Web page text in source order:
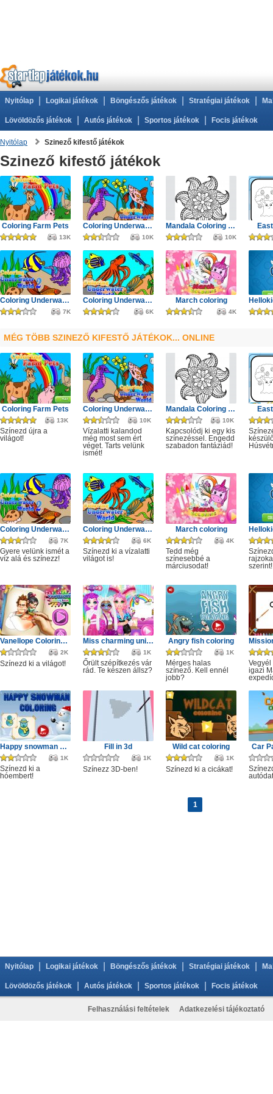
Nyitólap Logikai játékok Böngészős játékok Stratégiai játékok
Lövöldözős játékok Autós játékok Sportos játékok Focis játékok
Nyitólap Szinező kifestő játékok
Szinező kifestő játékok
Coloring Farm Pets
13K
Coloring Underwater World 3
10K
Mandala Coloring Book
10K
Coloring Underwater World 2
7K
Coloring Underwater World
6K
March coloring
4K
MÉG TÖBB SZINEZŐ KIFESTŐ JÁTÉKOK... ONLINE
Coloring Farm Pets
13K
Színezd újra a
világot!
Coloring Underwater World 3
10K
Vízalatti kalandod
még most sem ért
véget. Tarts velünk
ismét!
Mandala Coloring Book
10K
Kapcsolódj ki egy kis
színezéssel. Engedd
szabadon fantáziád!
Coloring Underwater World 2
7K
Gyere velünk ismét a
víz alá és színezz!
Coloring Underwater World
6K
Színezd ki a vízalatti
világot is!
March coloring
4K
Tedd még
színesebbé a
márciusodat!
szerint!
Vanellope Coloring Book
2K
Színezd ki a világot!
Miss charming unicorn hairstyle
1K
Őrült szépítkezés vár
rád. Te készen állsz?
Angry fish coloring
1K
Mérges halas
színező. Kell ennél
jobb?
Vegyél
igazi
Happy snowman coloring
1K
Színezd ki a
hóembert!
Fill in 3d
1K
Színezz 3D-ben!
Wild cat coloring
1K
Színezd ki a cicákat!
Car
1
Nyitólap Logikai játékok Böngészős játékok Stratégiai játékok
Lövöldözős játékok Autós játékok Sportos játékok Focis játékok
Felhasználási feltételek Adatkezelési tájékoztató